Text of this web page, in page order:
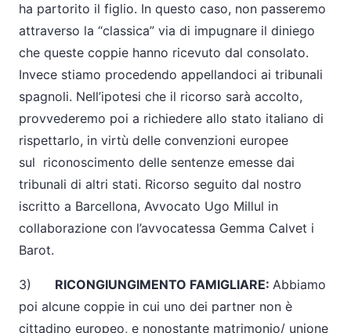
ha partorito il figlio. In questo caso, non passeremo
attraverso la “classica” via di impugnare il diniego
che queste coppie hanno ricevuto dal consolato.
Invece stiamo procedendo appellandoci ai tribunali
spagnoli. Nell’ipotesi che il ricorso sarà accolto,
provvederemo poi a richiedere allo stato italiano di
rispettarlo, in virtù delle convenzioni europee
sul riconoscimento delle sentenze emesse dai
tribunali di altri stati. Ricorso seguito dal nostro
iscritto a Barcellona, Avvocato Ugo Millul in
collaborazione con l’avvocatessa Gemma Calvet i
Barot.
3) RICONGIUNGIMENTO FAMIGLIARE: Abbiamo
poi alcune coppie in cui uno dei partner non è
cittadino europeo, e nonostante matrimonio/ unione